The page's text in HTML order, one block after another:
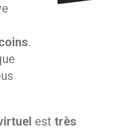
.
est très